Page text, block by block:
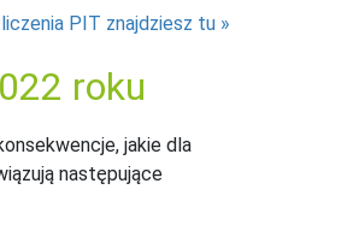
PIT znajdziesz tu
roku
jakie dla
następujące